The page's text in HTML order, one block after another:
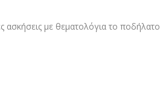
ασκήσεις με θεματολόγια το ποδήλατο